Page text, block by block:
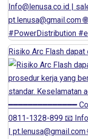
Risiko Arc Flash